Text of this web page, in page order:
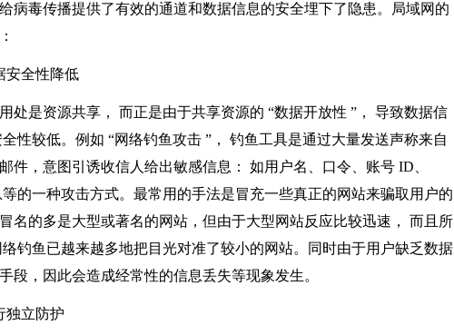
病毒传播提供了有效的通道和数据信息的安全埋下了隐患。局域网的
全性降低
是资源共享， 而正是由于共享资源的 “数据开放性 ” ， 导致数据信
性较低。例如 “网络钓鱼攻击 ” ， 钓鱼工具是通过大量发送声称来自
件，意图引诱收信人给出敏感信息： 如用户名、口令、账号 ID
的一种攻击方式。最常用的手法是冒充一些真正的网站来骗取用户的
名的多是大型或著名的网站，但由于大型网站反应比较迅速， 而且所
钓鱼已越来越多地把目光对准了较小的网站。同时由于用户缺乏数据
段，因此会造成经常性的信息丢失等现象发生。
立防护